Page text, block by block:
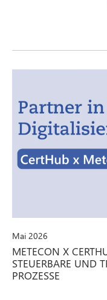
Mai 2026
METECON X
STEUERBARE UND
PROZESSE